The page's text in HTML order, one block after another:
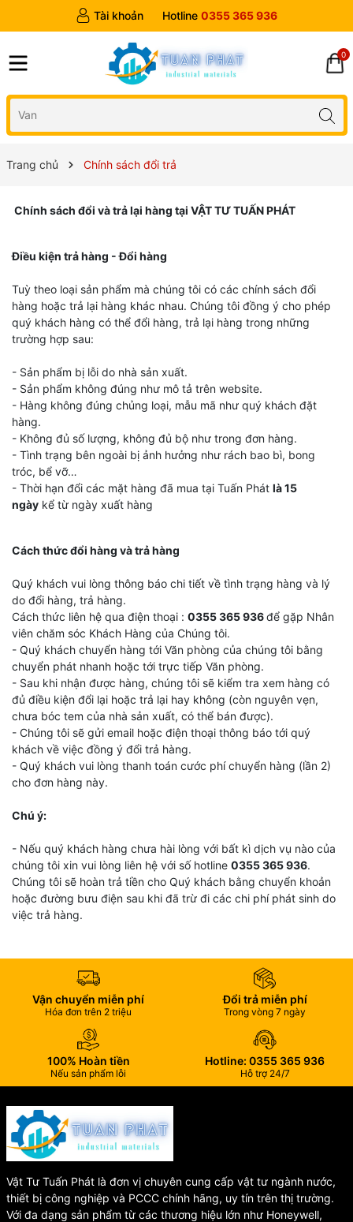
Tài khoản Hotline 0355 365 936
0
Trang chủ Chính sách đổi trả
Chính sách đổi và trả lại hàng tại VẬT TƯ TUẤN PHÁT
Điều kiện trả hàng - Đổi hàng
Tuỳ theo loại sản phẩm mà chúng tôi có các chính sách đổi
hàng hoặc trả lại hàng khác nhau. Chúng tôi đồng ý cho phép
quý khách hàng có thể đổi hàng, trả lại hàng trong những
trường hợp sau:
- Sản phẩm bị lỗi do nhà sản xuất.
- Sản phẩm không đúng như mô tả trên website.
- Hàng không đúng chủng loại, mẫu mã như quý khách đặt
hàng.
- Không đủ số lượng, không đủ bộ như trong đơn hàng.
- Tình trạng bên ngoài bị ảnh hưởng như rách bao bì, bong
tróc, bể vỡ…
- Thời hạn đổi các mặt hàng đã mua tại Tuấn Phát là 15
ngày kể từ ngày xuất hàng
Cách thức đổi hàng và trả hàng
Quý khách vui lòng thông báo chi tiết về tình trạng hàng và lý
do đổi hàng, trả hàng.
Cách thức liên hệ qua điện thoại : 0355 365 936để gặp Nhân
viên chăm sóc Khách Hàng của Chúng tôi.
- Quý khách chuyển hàng tới Văn phòng của chúng tôi bằng
chuyển phát nhanh hoặc tới trực tiếp Văn phòng.
- Sau khi nhận được hàng, chúng tôi sẽ kiểm tra xem hàng có
đủ điều kiện đổi lại hoặc trả lại hay không (còn nguyên vẹn,
chưa bóc tem của nhà sản xuất, có thể bán được).
- Chúng tôi sẽ gửi email hoặc điện thoại thông báo tới quý
khách về việc đồng ý đổi trả hàng.
- Quý khách vui lòng thanh toán cước phí chuyển hàng (lần 2)
cho đơn hàng này.
Chú ý:
- Nếu quý khách hàng chưa hài lòng với bất kì dịch vụ nào của
chúng tôi xin vui lòng liên hệ với số hotline 0355 365 936.
Chúng tôi sẽ hoàn trả tiền cho Quý khách bằng chuyển khoản
hoặc đường bưu điện sau khi đã trừ đi các chi phí phát sinh do
việc trả hàng.
Vận chuyển miễn phí
Hóa đơn trên 2 triệu
Đổi trả miễn phí
Trong vòng 7 ngày
100% Hoàn tiền
Nếu sản phẩm lỗi
Hotline: 0355 365 936
Hỗ trợ 24/7
Vật Tư Tuấn Phát là đơn vị chuyên cung cấp vật tư ngành nước,
thiết bị công nghiệp và PCCC chính hãng, uy tín trên thị trường.
Với đa dạng sản phẩm từ các thương hiệu lớn như Honeywell,